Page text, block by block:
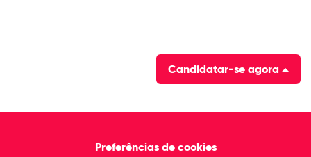
Candidatar-se agora
Preferências de cookies